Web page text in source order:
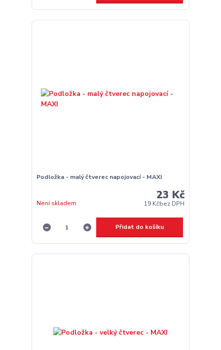
Podložka - malý čtverec napojovací - MAXI
23 Kč
19 Kčbez DPH
Není skladem
Přidat do košíku